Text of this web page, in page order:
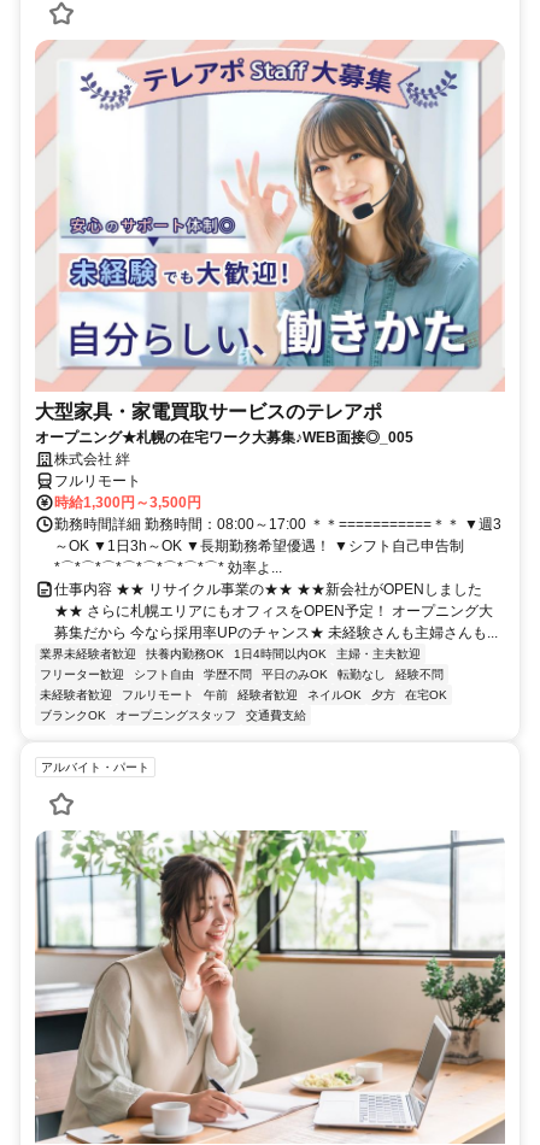
大型家具・家電買取サービスのテレアポ
オープニング★札幌の在宅ワーク大募集♪WEB面接◎_005
株式会社 絆
フルリモート
時給1,300円～3,500円
勤務時間詳細 勤務時間：08:00～17:00 ＊＊===========＊＊ ▼週3
～OK ▼1日3h～OK ▼長期勤務希望優遇！ ▼シフト自己申告制
*⌒*⌒*⌒*⌒*⌒*⌒*⌒*⌒* 効率よ...
仕事内容 ★★ リサイクル事業の★★ ★★新会社がOPENしました
★★ さらに札幌エリアにもオフィスをOPEN予定！ オープニング大
募集だから 今なら採用率UPのチャンス★ 未経験さんも主婦さんも...
業界未経験者歓迎 扶養内勤務OK 1日4時間以内OK
主婦・主夫歓迎
フリーター歓迎
シフト自由 学歴不問 平日のみOK 転勤なし
経験不問
未経験者歓迎
フルリモート 午前 経験者歓迎 ネイルOK 夕方
在宅OK
ブランクOK
オープニングスタッフ 交通費支給
アルバイト・パート